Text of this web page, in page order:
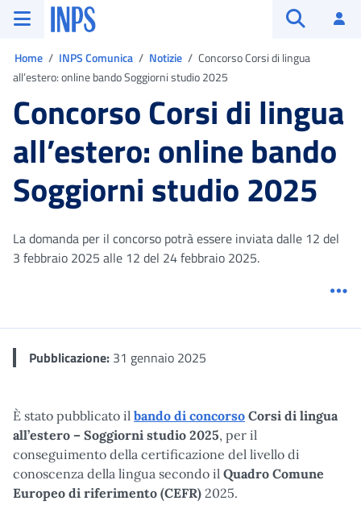
Vai al menu principale
Vai al contenuto principale
Vai al pie' di pagina
INPS ()
Home INPS Comunica Notizie
Concorso Corsi di lingua
all’estero: online bando Soggiorni studio 2025
Concorso Corsi di lingua
all’estero: online bando
Soggiorni studio 2025
La domanda per il concorso potrà essere inviata dalle 12 del
3 febbraio 2025 alle 12 del 24 febbraio 2025.
Pubblicazione: 31 gennaio 2025
È stato pubblicato il bando di concorso Corsi di lingua
all’estero – Soggiorni studio 2025, per il
conseguimento della certificazione del livello di
conoscenza della lingua secondo il Quadro Comune
Europeo di riferimento (CEFR) 2025.